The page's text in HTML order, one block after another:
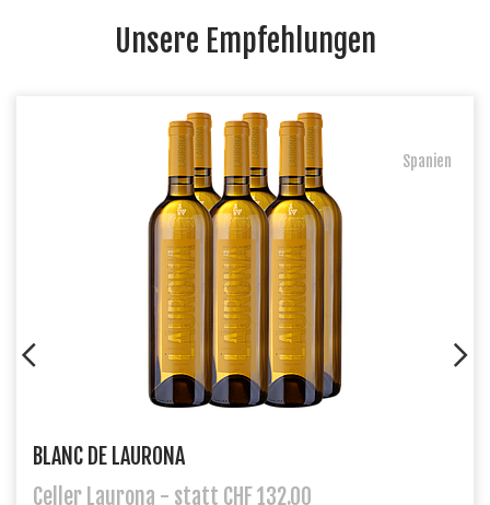
Unsere Empfehlungen
Spanien
BLANC DE LAURONA
Celler Laurona - statt CHF 132.00